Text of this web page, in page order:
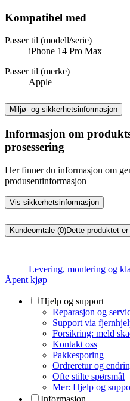
Kompatibel med
Passer til (modell/serie)
iPhone 14 Pro Max
Passer til (merke)
Apple
Miljø- og sikkerhetsinformasjon
Informasjon om
prosessering
Her finner du informasjon om
produsentinformasjon
Vis sikkerhetsinformasjon
Kundeomtale (0)Dette produktet
Levering, montering og
Åpent kjøp
Hjelp og support
Reparasjon og
Support via
Forsikring: meld
Kontakt oss
Pakkesporing
Ordreretur og
Ofte stilte spørsmål
Mer: Hjelp og
Informasjon